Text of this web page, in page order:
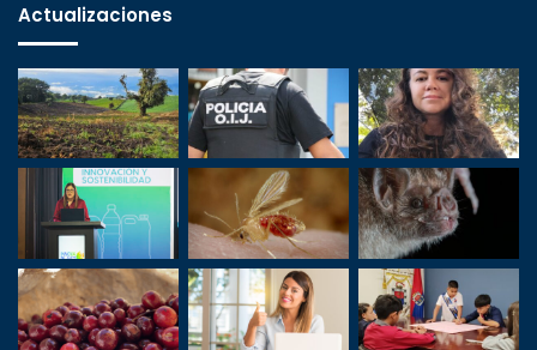
Actualizaciones